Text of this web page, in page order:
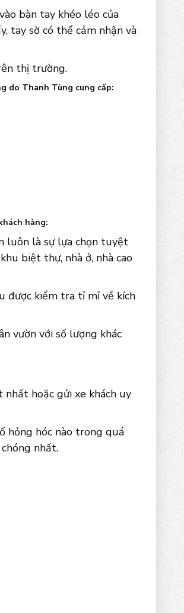
bàn tay khéo léo của
tay sờ có thể cảm nhận và
thị trường.
do Thanh Tùng cung cấp:
hàng:
luôn là sự lựa chọn tuyệt
biệt thự, nhà ở, nhà cao
được kiểm tra tỉ mỉ về kích
vườn với số lượng khác
nhất hoặc gửi xe khách uy
hỏng hóc nào trong quá
nhất.